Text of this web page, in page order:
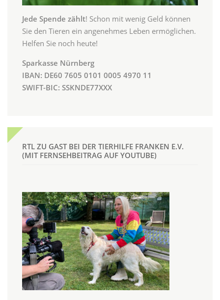
Jede Spende zählt! Schon mit wenig Geld können
Sie den Tieren ein angenehmes Leben ermöglichen.
Helfen Sie noch heute!
Sparkasse Nürnberg
IBAN: DE60 7605 0101 0005 4970 11
SWIFT-BIC: SSKNDE77XXX
RTL ZU GAST BEI DER TIERHILFE FRANKEN E.V.
(MIT FERNSEHBEITRAG AUF YOUTUBE)